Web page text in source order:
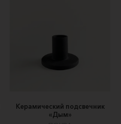
Керамический подсвечник
«Дым»